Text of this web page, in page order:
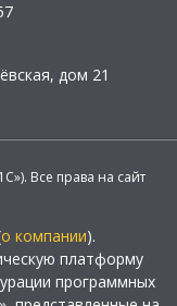
дом 21
Все права на сайт
о компании).
платформу
программных